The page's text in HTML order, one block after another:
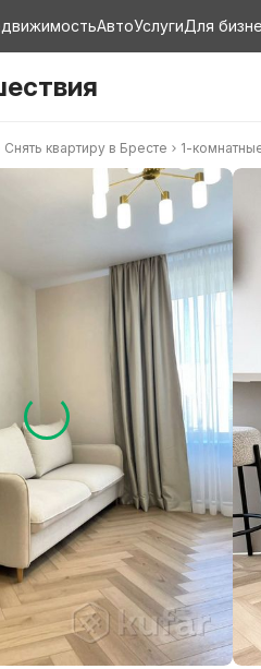
АвтоУслугиДля
Снять квартиру в Бресте 1-